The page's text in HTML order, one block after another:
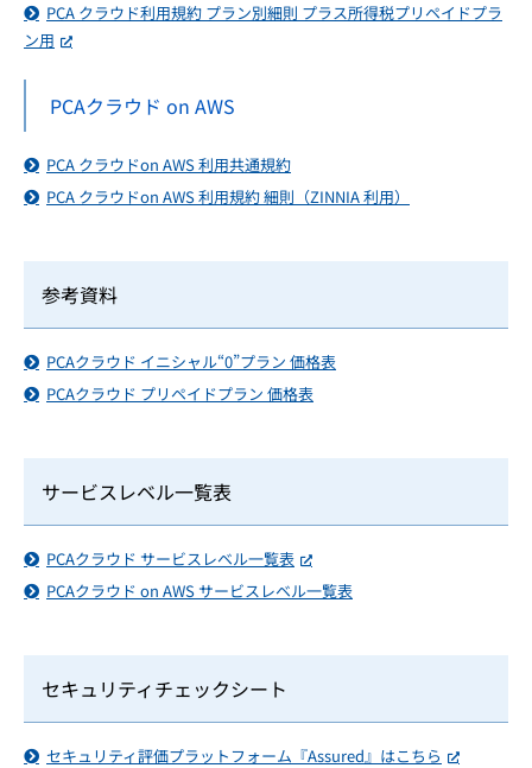
PCA クラウド利用規約 プラン別細則 プラス所得税プリペイドプラ
ン用
PCAクラウド on AWS
PCA クラウドon AWS 利⽤共通規約
PCA クラウドon AWS 利⽤規約 細則（ZINNIA 利⽤）
参考資料
PCAクラウド イニシャル“0”プラン 価格表
PCAクラウド プリペイドプラン 価格表
サービスレベル一覧表
PCAクラウド サービスレベル一覧表
PCAクラウド on AWS サービスレベル一覧表
セキュリティチェックシート
セキュリティ評価プラットフォーム『Assured』はこちら